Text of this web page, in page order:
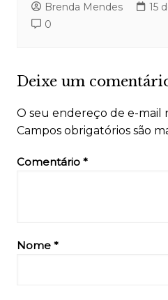
Brenda Mendes
15
0
Deixe um
O seu endereço de e-mail
Campos obrigatórios são
Comentário *
Nome *